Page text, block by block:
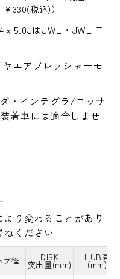
330(税込)）
ｘ5.0JはJWL・JWL-T
エアプレッシャーモ
・インテグラ/ニッサ
着車には適合しませ
り変わることがあり
ください
ブ径 DISK
突出量(mm)
HUB高
(mm)